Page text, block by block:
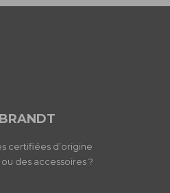
certifiées d’origine
des accessoires ?